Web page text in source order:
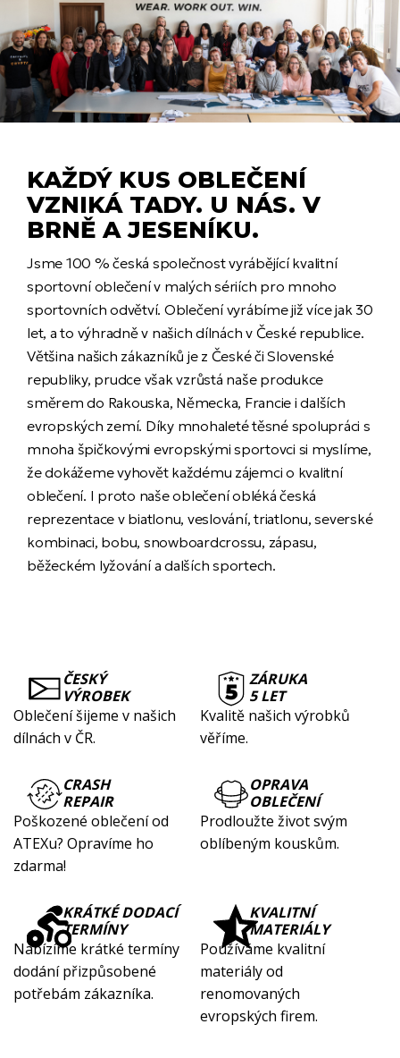
KAŽDÝ KUS OBLEČENÍ
VZNIKÁ TADY. U NÁS. V
BRNĚ A JESENÍKU.
Jsme 100 % česká společnost vyrábějící kvalitní
sportovní oblečení v malých sériích pro mnoho
sportovních odvětví. Oblečení vyrábíme již více jak 30
let, a to výhradně v našich dílnách v České republice.
Většina našich zákazníků je z České či Slovenské
republiky, prudce však vzrůstá naše produkce
směrem do Rakouska, Německa, Francie i dalších
evropských zemí. Díky mnohaleté těsné spolupráci s
mnoha špičkovými evropskými sportovci si myslíme,
že dokážeme vyhovět každému zájemci o kvalitní
oblečení. I proto naše oblečení obléká česká
reprezentace v biatlonu, veslování, triatlonu, severské
kombinaci, bobu, snowboardcrossu, zápasu,
běžeckém lyžování a dalších sportech.
ČESKÝ
VÝROBEK
Oblečení šijeme v našich
dílnách v ČR.
ZÁRUKA
5 LET
Kvalitě našich výrobků
věříme.
CRASH
REPAIR
Poškozené oblečení od
ATEXu? Opravíme ho
zdarma!
OPRAVA
OBLEČENÍ
Prodloužte život svým
oblíbeným kouskům.
KRÁTKÉ DODACÍ
TERMÍNY
Nabízíme krátké termíny
dodání přizpůsobené
potřebám zákazníka.
KVALITNÍ
MATERIÁLY
Používáme kvalitní
materiály od
renomovaných
evropských firem.